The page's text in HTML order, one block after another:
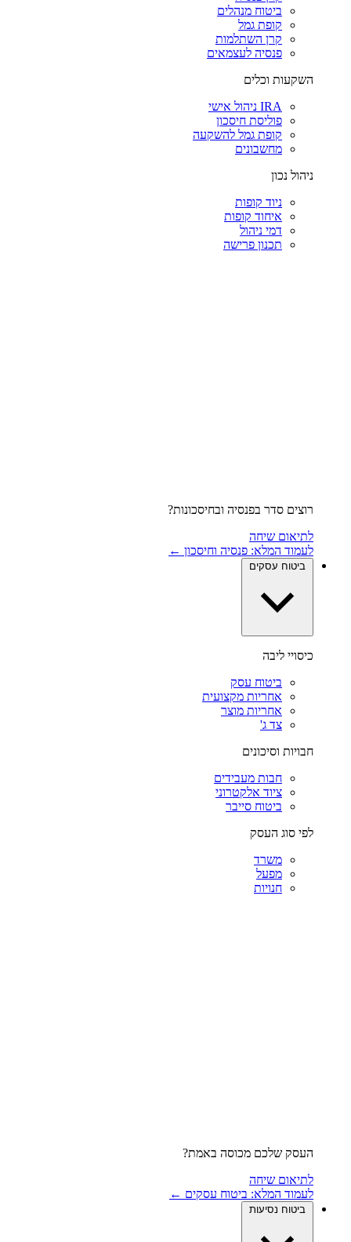
ביטוח מנהלים
קופת גמל
קרן השתלמות
פנסיה לעצמאים
השקעות וכלים
IRA ניהול אישי
פוליסת חיסכון
קופת גמל להשקעה
מחשבונים
ניהול נכון
ניוד קופות
איחוד קופות
דמי ניהול
תכנון פרישה
רוצים סדר בפנסיה ובחיסכונות?
לתיאום שיחה
לעמוד המלא: פנסיה וחיסכון ←
ביטוח עסקים
כיסויי ליבה
ביטוח עסק
אחריות מקצועית
אחריות מוצר
צד ג'
חבויות וסיכונים
חבות מעבידים
ציוד אלקטרוני
ביטוח סייבר
לפי סוג העסק
משרד
מפעל
חנויות
העסק שלכם מכוסה באמת?
לתיאום שיחה
לעמוד המלא: ביטוח עסקים ←
ביטוח נסיעות